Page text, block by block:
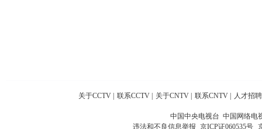
关于CCTV 联系CCTV 关于CNTV 联系CNTV 人才招聘
中国中央电视台 中国网络电
违法和不良信息举报 京ICP证060535号